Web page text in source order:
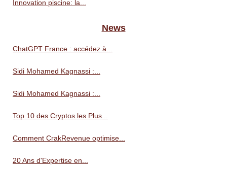
Innovation piscine: la...
News
ChatGPT France : accédez à...
Sidi Mohamed Kagnassi :...
Sidi Mohamed Kagnassi :...
Top 10 des Cryptos les Plus...
Comment CrakRevenue optimise...
20 Ans d'Expertise en...